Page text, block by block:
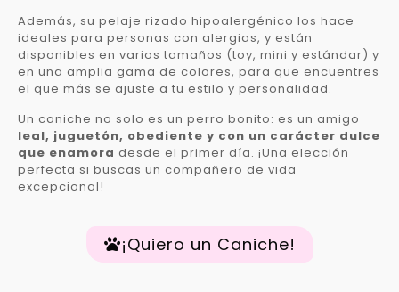
Además, su pelaje rizado hipoalergénico los hace
ideales para personas con alergias, y están
disponibles en varios tamaños (toy, mini y estándar) y
en una amplia gama de colores, para que encuentres
el que más se ajuste a tu estilo y personalidad.
Un caniche no solo es un perro bonito: es un amigo
leal, juguetón, obediente y con un carácter dulce
que enamora desde el primer día. ¡Una elección
perfecta si buscas un compañero de vida
excepcional!
¡Quiero un Caniche!